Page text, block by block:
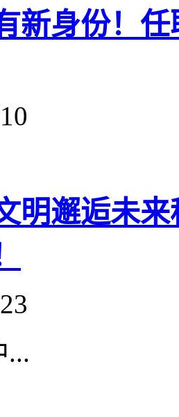
新身份！
明邂逅未
...